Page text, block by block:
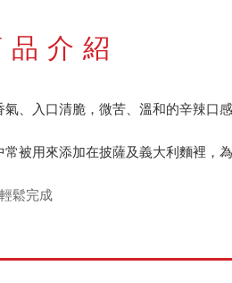
品介紹
、入口清脆，微苦、溫和的辛辣口
被用來添加在披薩及義大利麵裡，為
鬆完成